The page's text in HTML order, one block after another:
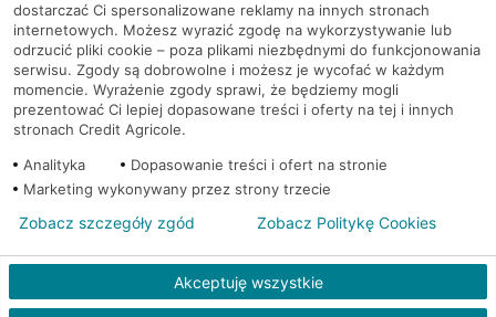
Regulamin serwisu
Mapa serwisu
PolitykaCookies
© 2026 Credit Agricole Bank Polska S.A. Wszelkie prawa zastrzeżone
dostarczać Ci spersonalizowane reklamy na innych stronach
internetowych. Możesz wyrazić zgodę na wykorzystywanie lub
odrzucić pliki cookie – poza plikami niezbędnymi do funkcjonowania
serwisu. Zgody są dobrowolne i możesz je wycofać w każdym
momencie. Wyrażenie zgody sprawi, że będziemy mogli
prezentować Ci lepiej dopasowane treści i oferty na tej i innych
stronach Credit Agricole.
Analityka
Dopasowanie treści i ofert na stronie
Marketing wykonywany przez strony trzecie
Akceptuję wszystkie
Zobacz szczegóły zgód Zobacz Politykę Cookies